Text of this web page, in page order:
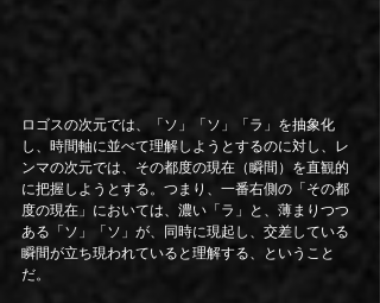
ロゴスの次元では、「ソ」「ソ」「ラ」を抽象化
し、時間軸に並べて理解しようとするのに対し、レ
ンマの次元では、その都度の現在（瞬間）を直観的
に把握しようとする。つまり、一番右側の「その都
度の現在」においては、濃い「ラ」と、薄まりつつ
ある「ソ」「ソ」が、同時に現起し、交差している
瞬間が立ち現われていると理解する、ということ
だ。